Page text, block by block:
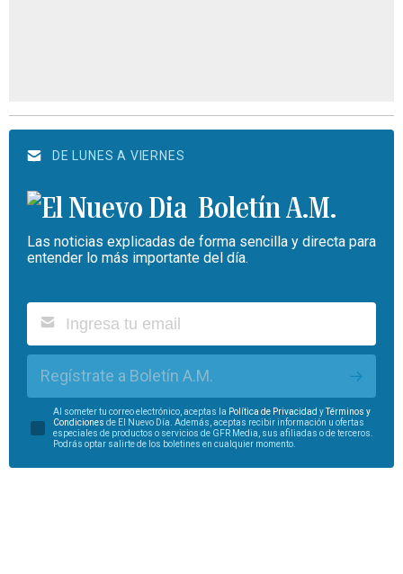
DE LUNES A VIERNES
Boletín A.M.
Las noticias explicadas de forma sencilla y directa para
entender lo más importante del día.
Regístrate a Boletín A.M.
Al someter tu correo electrónico, aceptas la Política de Privacidad yTérminos y
Condiciones de El Nuevo Día. Además, aceptas recibir información u ofertas
especiales de productos o servicios de GFR Media, sus afiliadas o de terceros.
Podrás optar salirte de los boletines en cualquier momento.